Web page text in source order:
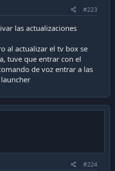
#223
las actualizaciones
al actualizar el tv box se
tuve que entrar con el
de voz entrar a las
#224